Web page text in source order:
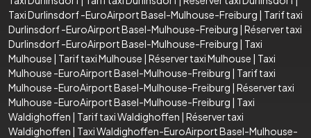
Taxi Durlinsdorf -EuroAirport Basel-Mulhouse-Freiburg | Tarif taxi
Durlinsdorf -EuroAirport Basel-Mulhouse-Freiburg | Réserver taxi
Durlinsdorf -EuroAirport Basel-Mulhouse-Freiburg | Taxi
Mulhouse | Tarif taxi Mulhouse | Réserver taxi Mulhouse | Taxi
Mulhouse -EuroAirport Basel-Mulhouse-Freiburg | Tarif taxi
Mulhouse -EuroAirport Basel-Mulhouse-Freiburg | Réserver taxi
Mulhouse -EuroAirport Basel-Mulhouse-Freiburg | Taxi
Waldighoffen | Tarif taxi Waldighoffen | Réserver taxi
Waldighoffen | Taxi Waldighoffen-EuroAirport Basel-Mulhouse-